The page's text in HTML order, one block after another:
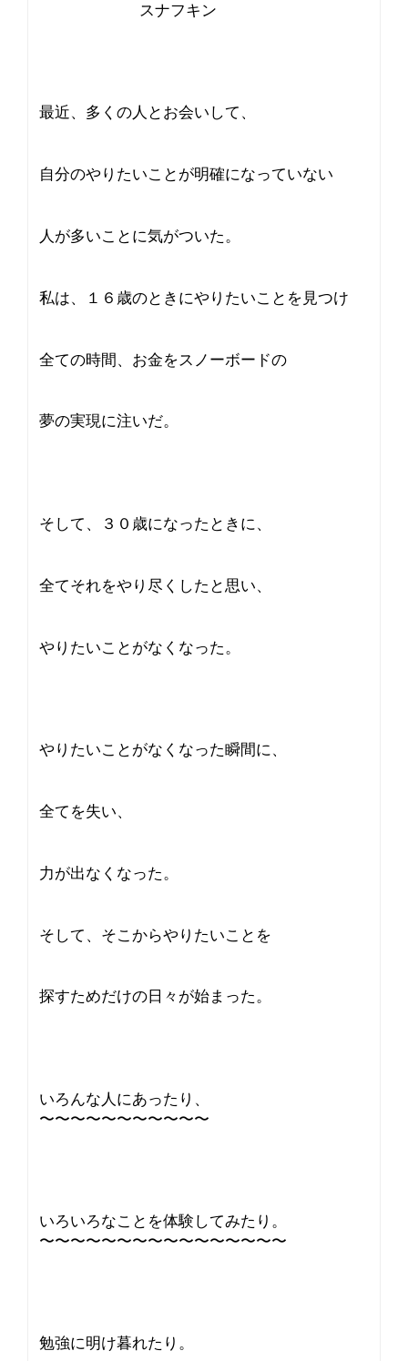
スナフキン
最近、多くの人とお会いして、
自分のやりたいことが明確になっていない
人が多いことに気がついた。
私は、１６歳のときにやりたいことを見つけ
全ての時間、お金をスノーボードの
夢の実現に注いだ。
そして、３０歳になったときに、
全てそれをやり尽くしたと思い、
やりたいことがなくなった。
やりたいことがなくなった瞬間に、
全てを失い、
力が出なくなった。
そして、そこからやりたいことを
探すためだけの日々が始まった。
いろんな人にあったり、
〜〜〜〜〜〜〜〜〜〜〜
いろいろなことを体験してみたり。
〜〜〜〜〜〜〜〜〜〜〜〜〜〜〜〜
勉強に明け暮れたり。